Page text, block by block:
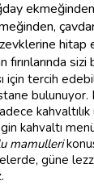
hitap
sizi
için tercih
bulunuyor.
kahvaltı
mamulleri
güne